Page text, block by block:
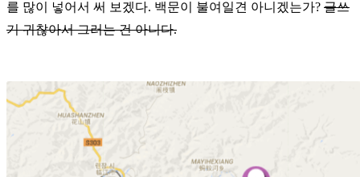
를 많이 넣어서 써 보겠다. 백문이 불여일견 아니겠는가? 글쓰
기 귀찮아서 그러는 건 아니다.